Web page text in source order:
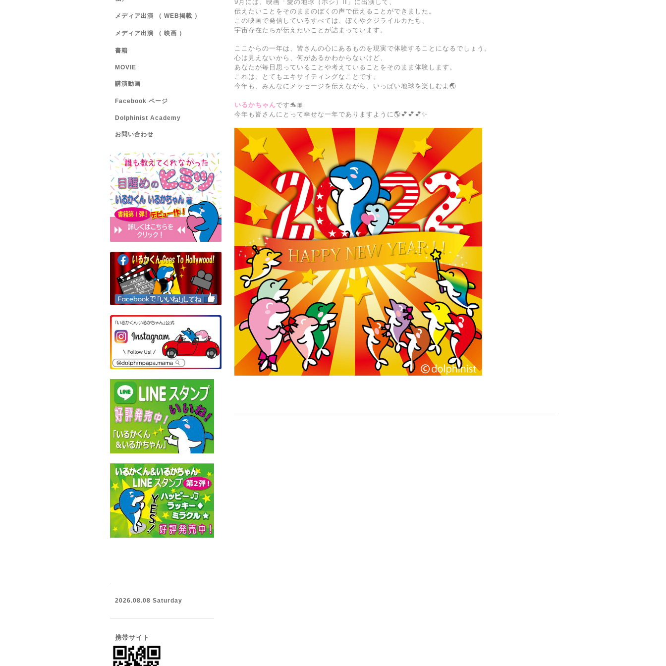
9月には、映画「愛の地球（ホシ）II」に出演して、
伝えたいことをそのままのぼくの声で伝えることができました。
この映画で発信しているすべては、ぼくやクジライルカたち、
宇宙存在たちが伝えたいことが詰まっています。
ここからの一年は、皆さんの心にあるものを現実で体験することになるでしょう。
心は見えないから、何があるかわからないけど、
あなたが毎日思っていることや考えていることをそのまま体験します。
これは、とてもエキサイティングなことです。
今年も、みんなにメッセージを伝えながら、いっぱい地球を楽しむよ🌏
いるかちゃんです🐬🎀
今年も皆さんにとって幸せな一年でありますように🌎💕💕💕✨
メディア出演 （ WEB掲載 ）
メディア出演 （ 映画 ）
書籍
MOVIE
講演動画
Facebook ページ
Dolphinist Academy
お問い合わせ
2026.08.08 Saturday
携帯サイト